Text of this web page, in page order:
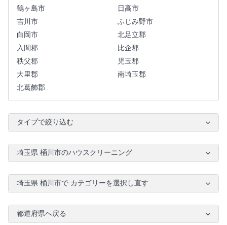
鶴ヶ島市
日高市
吉川市
ふじみ野市
白岡市
北足立郡
入間郡
比企郡
秩父郡
児玉郡
大里郡
南埼玉郡
北葛飾郡
タイプで絞り込む
埼玉県 桶川市のハウスクリーニング
埼玉県 桶川市で カテゴリーを選択し直す
都道府県へ戻る